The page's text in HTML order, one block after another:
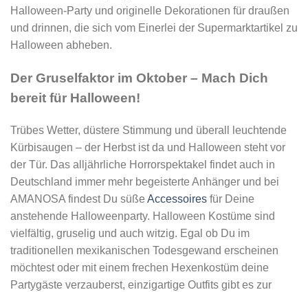
Halloween-Party und originelle Dekorationen für draußen
und drinnen, die sich vom Einerlei der Supermarktartikel zu
Halloween abheben.
Der Gruselfaktor im Oktober – Mach Dich
bereit für Halloween!
Trübes Wetter, düstere Stimmung und überall leuchtende
Kürbisaugen – der Herbst ist da und Halloween steht vor
der Tür. Das alljährliche Horrorspektakel findet auch in
Deutschland immer mehr begeisterte Anhänger und bei
AMANOSA findest Du süße Accessoires für Deine
anstehende Halloweenparty. Halloween Kostüme sind
vielfältig, gruselig und auch witzig. Egal ob Du im
traditionellen mexikanischen Todesgewand erscheinen
möchtest oder mit einem frechen Hexenkostüm deine
Partygäste verzauberst, einzigartige Outfits gibt es zur